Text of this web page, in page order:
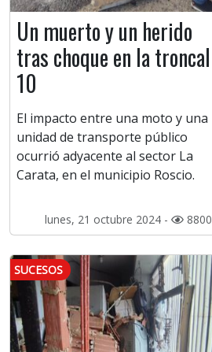
Un muerto y un herido
tras choque en la troncal
10
El impacto entre una moto y una
unidad de transporte público
ocurrió adyacente al sector La
Carata, en el municipio Roscio.
lunes, 21 octubre 2024 - 8800
SUCESOS